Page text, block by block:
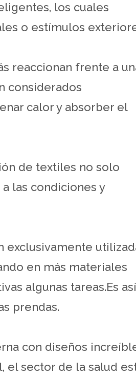
los cuales
o estímulos
reaccionan frente a
considerados
calor y absorber el
de textiles no solo
las condiciones y
exclusivamente
en más materiales
algunas tareas.Es así
prendas.
con diseños
el sector de la salud